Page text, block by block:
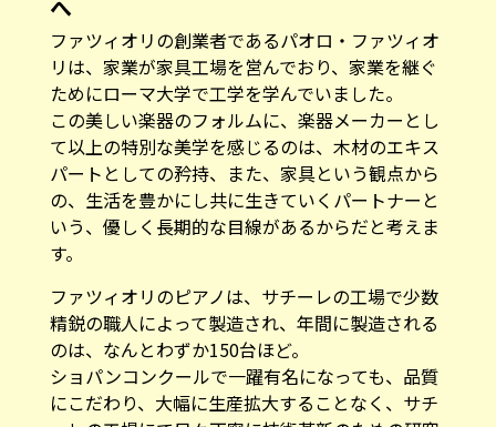
ファツィオリの創業者であるパオロ・ファツィオ
リは、家業が家具工場を営んでおり、家業を継ぐ
ためにローマ大学で工学を学んでいました。
この美しい楽器のフォルムに、楽器メーカーとし
て以上の特別な美学を感じるのは、木材のエキス
パートとしての矜持、また、家具という観点から
の、生活を豊かにし共に生きていくパートナーと
いう、優しく長期的な目線があるからだと考えま
す。
精鋭の職人によって製造され、年間に製造される
のは、なんとわずか150台ほど。
ショパンコンクールで一躍有名になっても、品質
にこだわり、大幅に生産拡大することなく、サチ
ーレの工場にて日々丁寧に技術革新のための研究